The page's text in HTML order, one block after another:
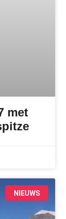
met
NIEUWS